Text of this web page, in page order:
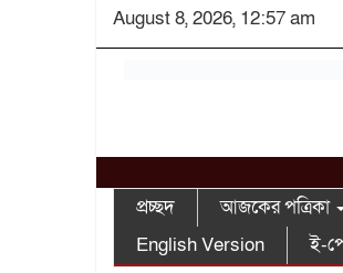
August 8, 2026, 12:57 am
প্রচ্ছদ আজকের পত্রিকা
English Version
ই-